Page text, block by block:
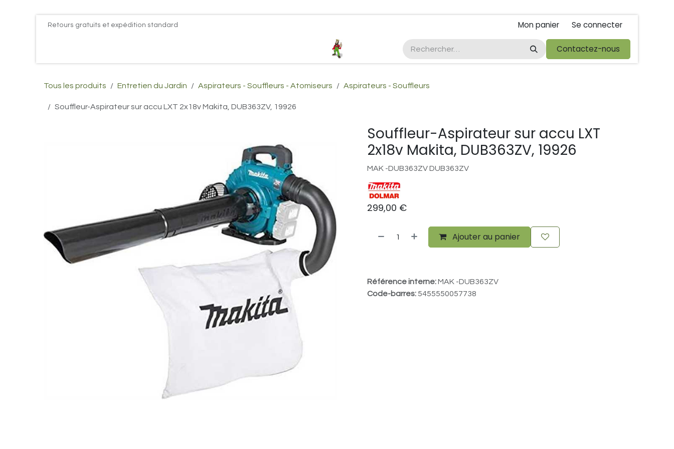
Se rendre au contenuRetours gratuits et expédition standard Mon panier Se connecter
Plus d'infos Kubota 38cv EGO Kubota foire de libramont Droit de rétractations
Contactez-nous
Tous les produits Entretien du Jardin Aspirateurs - Souffleurs - Atomiseurs Aspirateurs - Souffleurs
Souffleur-Aspirateur sur accu LXT 2x18v Makita, DUB363ZV, 19926
Souffleur-Aspirateur sur accu LXT
2x18v Makita, DUB363ZV, 19926
MAK -DUB363ZV DUB363ZV
299,00 €
Ajouter au panier
Référence interne:MAK -DUB363ZV
Code-barres:5455550057738